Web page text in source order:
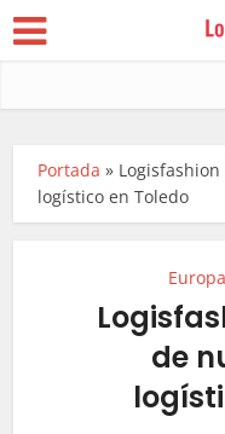
Portada »
logístico en Toledo
Europa
de